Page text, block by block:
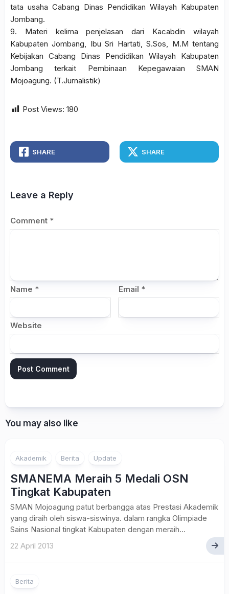
tata usaha Cabang Dinas Pendidikan Wilayah Kabupaten
Jombang.
9. Materi kelima penjelasan dari Kacabdin wilayah
Kabupaten Jombang, Ibu Sri Hartati, S.Sos, M.M tentang
Kebijakan Cabang Dinas Pendidikan Wilayah Kabupaten
Jombang terkait Pembinaan Kepegawaian SMAN
Mojoagung. (T.Jurnalistik)
Post Views: 180
SHARE SHARE
Leave a Reply
Comment *
Name * Email *
Website
You may also like
Akademik Berita Update
SMANEMA Meraih 5 Medali OSN
Tingkat Kabupaten
SMAN Mojoagung patut berbangga atas Prestasi Akademik
yang diraih oleh siswa-siswinya. dalam rangka Olimpiade
Sains Nasional tingkat Kabupaten dengan meraih...
22 April 2013
Berita